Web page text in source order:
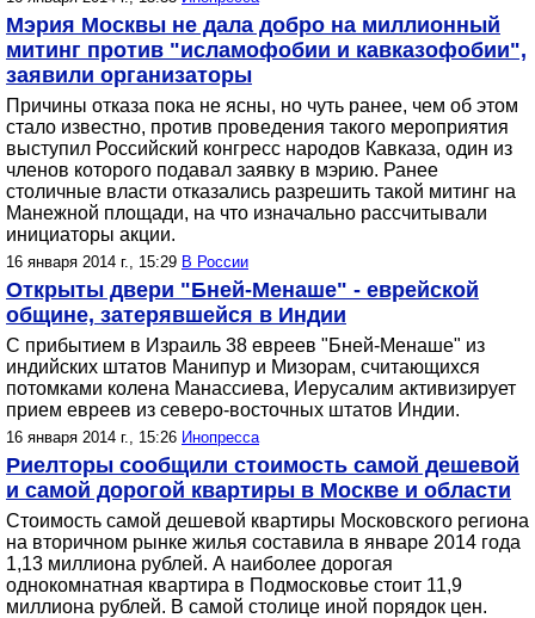
Мэрия Москвы не дала добро на миллионный
митинг против "исламофобии и кавказофобии",
заявили организаторы
Причины отказа пока не ясны, но чуть ранее, чем об этом
стало известно, против проведения такого мероприятия
выступил Российский конгресс народов Кавказа, один из
членов которого подавал заявку в мэрию. Ранее
столичные власти отказались разрешить такой митинг на
Манежной площади, на что изначально рассчитывали
инициаторы акции.
16 января 2014 г., 15:29 В России
Открыты двери "Бней-Менаше" - еврейской
общине, затерявшейся в Индии
С прибытием в Израиль 38 евреев "Бней-Менаше" из
индийских штатов Манипур и Мизорам, считающихся
потомками колена Манассиева, Иерусалим активизирует
прием евреев из северо-восточных штатов Индии.
16 января 2014 г., 15:26 Инопресса
Риелторы сообщили стоимость самой дешевой
и самой дорогой квартиры в Москве и области
Стоимость самой дешевой квартиры Московского региона
на вторичном рынке жилья составила в январе 2014 года
1,13 миллиона рублей. А наиболее дорогая
однокомнатная квартира в Подмосковье стоит 11,9
миллиона рублей. В самой столице иной порядок цен.